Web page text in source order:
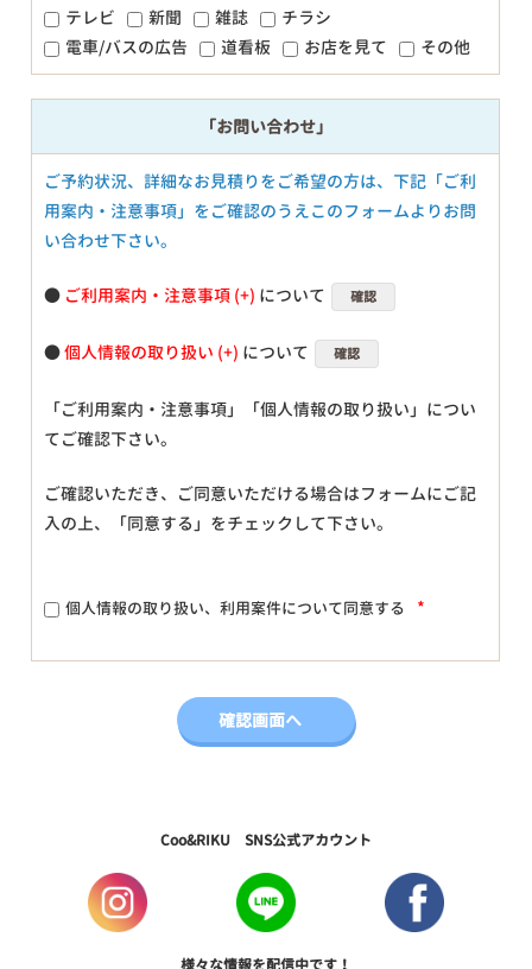
テレビ
新聞 雑誌
チラシ
電車/バスの広告
道看板 お店を見て その他
「お問い合わせ」
ご予約状況、詳細なお見積りをご希望の方は、下記「ご利
用案内・注意事項」をご確認のうえこのフォームよりお問
い合わせ下さい。
● ご利用案内・注意事項 について 確認
●個人情報の取り扱い について 確認
「ご利用案内・注意事項」「個人情報の取り扱い」につい
てご確認下さい。
ご確認いただき、ご同意いただける場合はフォームにご記
入の上、「同意する」をチェックして下さい。
個人情報の取り扱い、利用案件について同意する *
Coo&RIKU SNS公式アカウント
様々な情報を配信中です！